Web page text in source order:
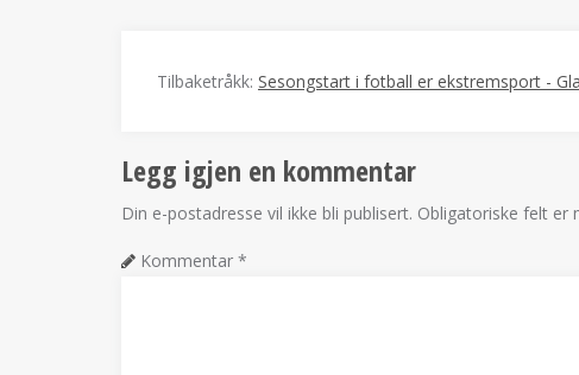
Tilbaketråkk: Sesongstart i fotball er ekstremsport -
Legg igjen en kommentar
Din e-postadresse vil ikke bli publisert. Obligatoriske felt er
Kommentar *